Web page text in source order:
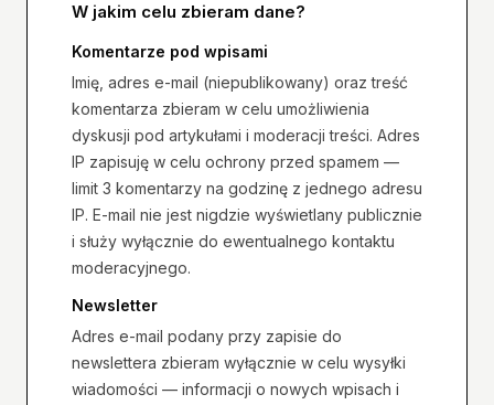
W jakim celu zbieram dane?
Komentarze pod wpisami
Imię, adres e-mail (niepublikowany) oraz treść
komentarza zbieram w celu umożliwienia
dyskusji pod artykułami i moderacji treści. Adres
IP zapisuję w celu ochrony przed spamem —
limit 3 komentarzy na godzinę z jednego adresu
IP. E-mail nie jest nigdzie wyświetlany publicznie
i służy wyłącznie do ewentualnego kontaktu
moderacyjnego.
Newsletter
Adres e-mail podany przy zapisie do
newslettera zbieram wyłącznie w celu wysyłki
wiadomości — informacji o nowych wpisach i